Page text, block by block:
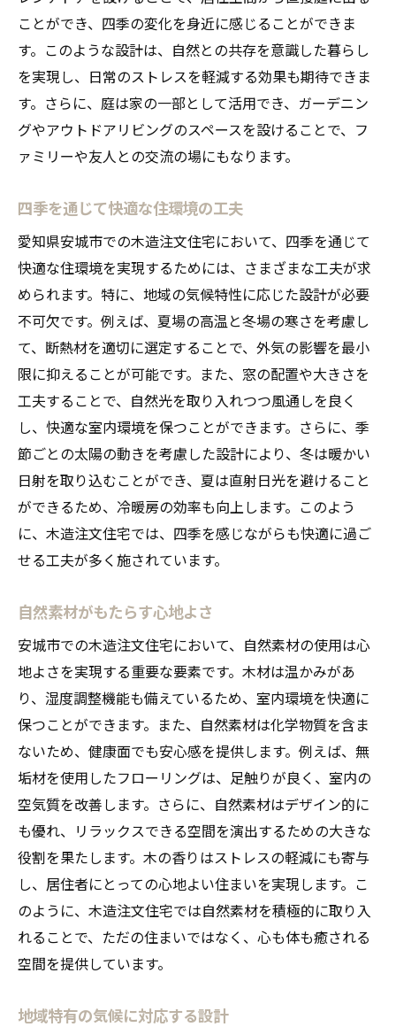
ことができ、四季の変化を身近に感じることができま
す。このような設計は、自然との共存を意識した暮らし
を実現し、日常のストレスを軽減する効果も期待できま
す。さらに、庭は家の一部として活用でき、ガーデニン
グやアウトドアリビングのスペースを設けることで、フ
ァミリーや友人との交流の場にもなります。
四季を通じて快適な住環境の工夫
愛知県安城市での木造注文住宅において、四季を通じて
快適な住環境を実現するためには、さまざまな工夫が求
められます。特に、地域の気候特性に応じた設計が必要
不可欠です。例えば、夏場の高温と冬場の寒さを考慮し
て、断熱材を適切に選定することで、外気の影響を最小
限に抑えることが可能です。また、窓の配置や大きさを
工夫することで、自然光を取り入れつつ風通しを良く
し、快適な室内環境を保つことができます。さらに、季
節ごとの太陽の動きを考慮した設計により、冬は暖かい
日射を取り込むことができ、夏は直射日光を避けること
ができるため、冷暖房の効率も向上します。このよう
に、木造注文住宅では、四季を感じながらも快適に過ご
せる工夫が多く施されています。
自然素材がもたらす心地よさ
安城市での木造注文住宅において、自然素材の使用は心
地よさを実現する重要な要素です。木材は温かみがあ
り、湿度調整機能も備えているため、室内環境を快適に
保つことができます。また、自然素材は化学物質を含ま
ないため、健康面でも安心感を提供します。例えば、無
垢材を使用したフローリングは、足触りが良く、室内の
空気質を改善します。さらに、自然素材はデザイン的に
も優れ、リラックスできる空間を演出するための大きな
役割を果たします。木の香りはストレスの軽減にも寄与
し、居住者にとっての心地よい住まいを実現します。こ
のように、木造注文住宅では自然素材を積極的に取り入
れることで、ただの住まいではなく、心も体も癒される
空間を提供しています。
地域特有の気候に対応する設計